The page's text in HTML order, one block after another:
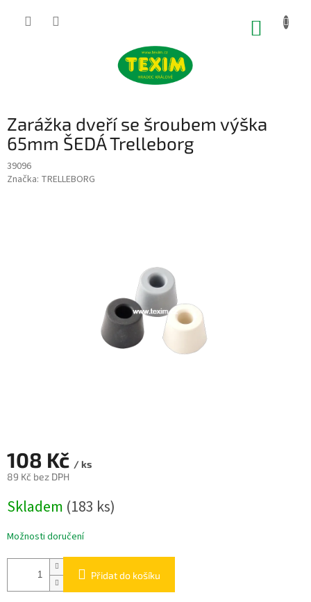
Zarážka dveří se šroubem výška
65mm ŠEDÁ Trelleborg
39096
Značka: TRELLEBORG
108 Kč / ks
89 Kč bez DPH
cena:
Skladem (183 ks)
Možnosti doručení
Přidat do košíku